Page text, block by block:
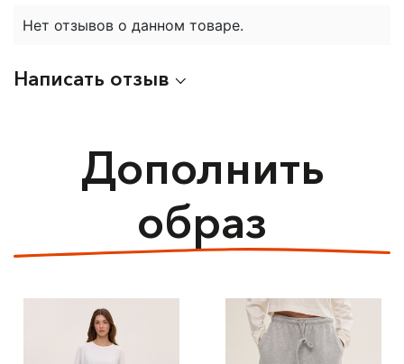
Нет отзывов о данном товаре.
Написать отзыв
Дополнить
образ